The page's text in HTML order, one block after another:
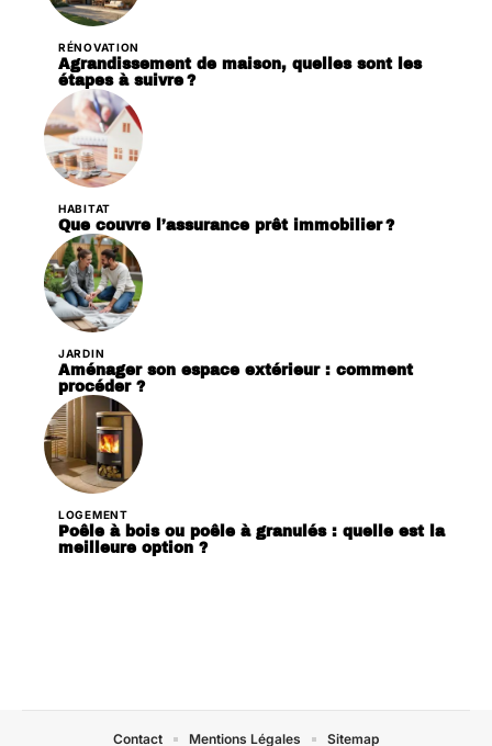
RÉNOVATION
Agrandissement de maison, quelles sont les
étapes à suivre ?
HABITAT
Que couvre l’assurance prêt immobilier ?
JARDIN
Aménager son espace extérieur : comment
procéder ?
LOGEMENT
Poêle à bois ou poêle à granulés : quelle est la
meilleure option ?
Contact Mentions Légales Sitemap